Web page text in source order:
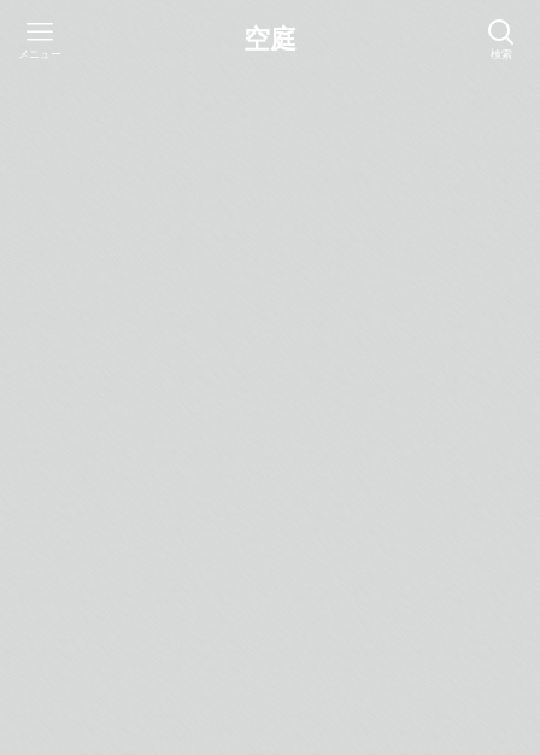
空庭 検索
メニュー